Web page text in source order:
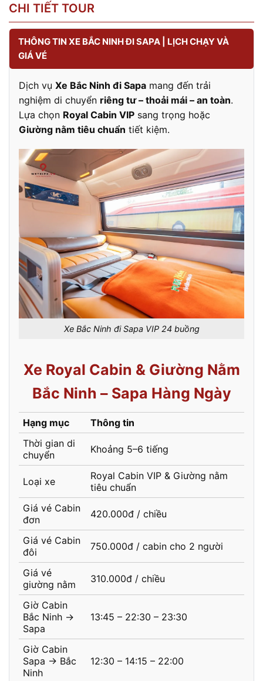
CHI TIẾT TOUR
THÔNG TIN XE BẮC NINH ĐI SAPA | LỊCH CHẠY VÀ
GIÁ VÉ
Dịch vụ Xe Bắc Ninh đi Sapa mang đến trải
nghiệm di chuyển riêng tư – thoải mái – an toàn.
Lựa chọn Royal Cabin VIP sang trọng hoặc
Giường nằm tiêu chuẩn tiết kiệm.
Xe Bắc Ninh đi Sapa VIP 24 buồng
Xe Royal Cabin & Giường Nằm
Bắc Ninh – Sapa Hàng Ngày
Hạng mục
Thông tin
Thời gian di
chuyển
Khoảng 5–6 tiếng
Loại xe
Royal Cabin VIP & Giường nằm
tiêu chuẩn
Giá vé Cabin
đơn
420.000đ / chiều
Giá vé Cabin
đôi
750.000đ / cabin cho 2 người
Giá vé
giường nằm
310.000đ / chiều
Giờ Cabin
Bắc Ninh →
Sapa
13:45 – 22:30 – 23:30
Giờ Cabin
Sapa → Bắc
Ninh
12:30 – 14:15 – 22:00